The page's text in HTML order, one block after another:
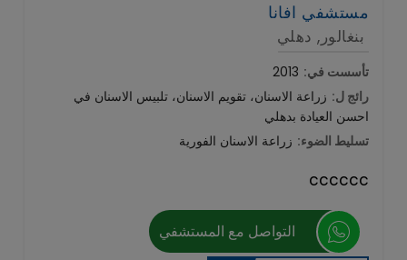
مستشفي افانا
بنغالور, دهلي
تأسست في: 2013
رائج ل: زراعة الاسنان، تقويم الاسنان، تلبيس الاسنان في
احسن العيادة بدهلي
تسليط الضوء: زراعة الاسنان الفورية
cccccc
التواصل مع المستشفي